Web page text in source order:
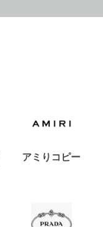
アミりコピー